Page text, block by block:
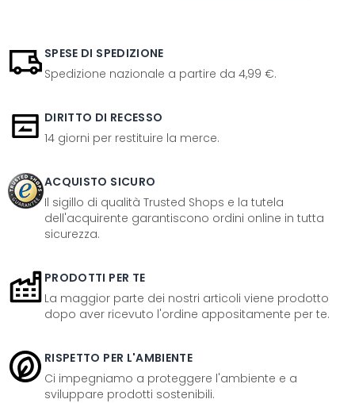
SPESE DI SPEDIZIONE
Spedizione nazionale a partire da 4,99 €.
DIRITTO DI RECESSO
14 giorni per restituire la merce.
ACQUISTO SICURO
Il sigillo di qualità Trusted Shops e la tutela
dell'acquirente garantiscono ordini online in tutta
sicurezza.
PRODOTTI PER TE
La maggior parte dei nostri articoli viene prodotto
dopo aver ricevuto l'ordine appositamente per te.
RISPETTO PER L'AMBIENTE
Ci impegniamo a proteggere l'ambiente e a
sviluppare prodotti sostenibili.